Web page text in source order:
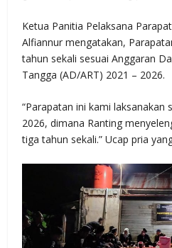
Ketua Panitia Pelaksana
Alfiannur mengatakan,
tahun sekali sesuai Anggaran
Tangga (AD/ART) 2021 – 2026.
“Parapatan ini kami laksanakan
2026, dimana Ranting
tiga tahun sekali.” Ucap pria